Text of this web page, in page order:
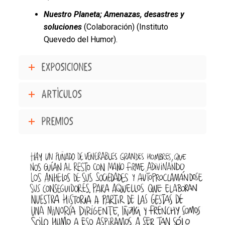
Nuestro Planeta; Amenazas, desastres y
soluciones (Colaboración) (Instituto
Quevedo del Humor).
EXPOSICIONES
ARTÍCULOS
PREMIOS